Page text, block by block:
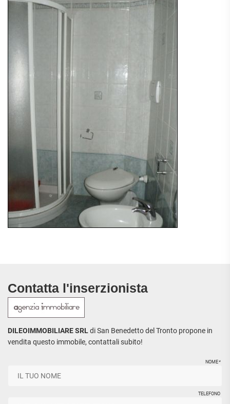
Contatta l'inserzionista
DILEOIMMOBILIARE SRLdi San Benedetto del Tronto propone in
vendita questo immobile, contattali subito!
NOME*
TELEFONO